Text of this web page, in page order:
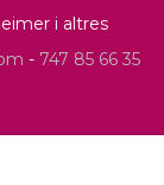
i altres
- 747 85 66 35